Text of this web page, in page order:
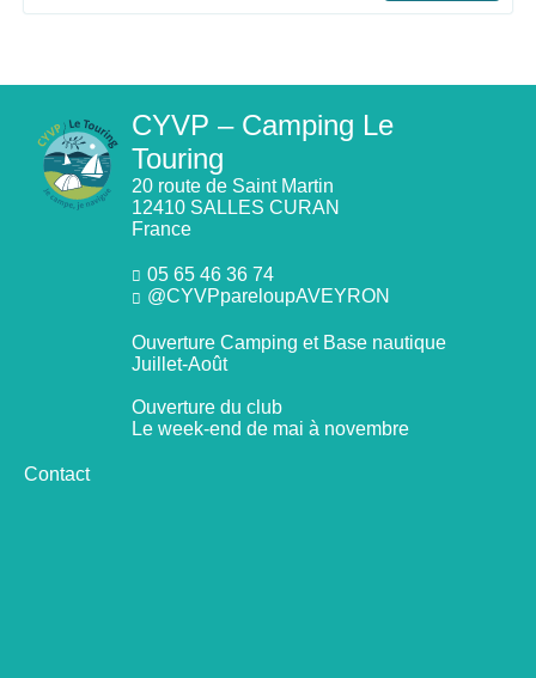
CYVP – Camping Le
Touring
20 route de Saint Martin
12410 SALLES CURAN
France
05 65 46 36 74
@CYVPpareloupAVEYRON
Ouverture Camping et Base nautique
Juillet-Août
Ouverture du club
Le week-end de mai à novembre
Contact